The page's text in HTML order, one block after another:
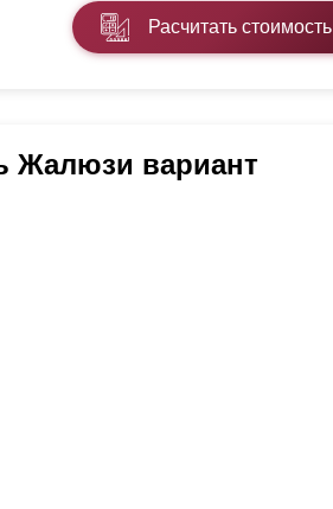
Расчитать стоимость
Жалюзи вариант